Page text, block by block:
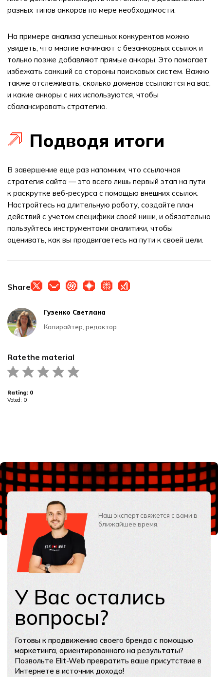
разных типов анкоров по мере необходимости.
На примере анализа успешных конкурентов можно
увидеть, что многие начинают с безанкорных ссылок и
только позже добавляют прямые анкоры. Это помогает
избежать санкций со стороны поисковых систем. Важно
также отслеживать, сколько доменов ссылаются на вас,
и какие анкоры с них используются, чтобы
сбалансировать стратегию.
Подводя итоги
В завершение еще раз напомним, что ссылочная
стратегия сайта — это всего лишь первый этап на пути
к раскрутке веб-ресурса с помощью внешних ссылок.
Настройтесь на длительную работу, создайте план
действий с учетом специфики своей ниши, и обязательно
пользуйтесь инструментами аналитики, чтобы
оценивать, как вы продвигаетесь на пути к своей цели.
Share
Ratethe material
Rating: 0
Voted: 0
Гузенко Светлана
Копирайтер, редактор
Наш эксперт свяжется с вами в
ближайшее время.
У Вас остались
вопросы?
Готовы к продвижению своего бренда с помощью
маркетинга, ориентированного на результаты?
Позвольте Elit-Web превратить ваше присутствие в
Интернете в источник дохода!